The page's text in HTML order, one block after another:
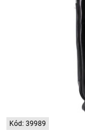
Kód: 39989